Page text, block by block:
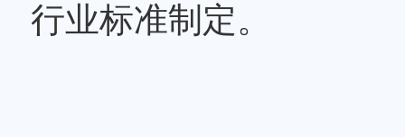
行业标准制定。